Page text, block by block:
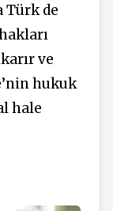
Türk de
ve
hukuk
hale